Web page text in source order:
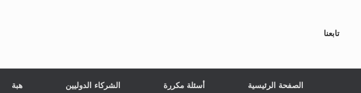
تابعنا
هبة الشركاء الدوليين أسئلة مكررة الصفحة الرئيسية